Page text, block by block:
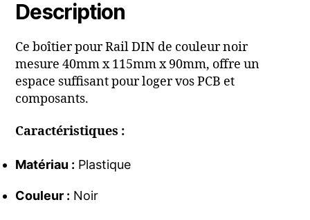
Description
Ce boîtier pour Rail DIN de couleur noir
mesure 40mm x 115mm x 90mm, offre un
espace suffisant pour loger vos PCB et
composants.
Caractéristiques :
Matériau : Plastique
Couleur : Noir